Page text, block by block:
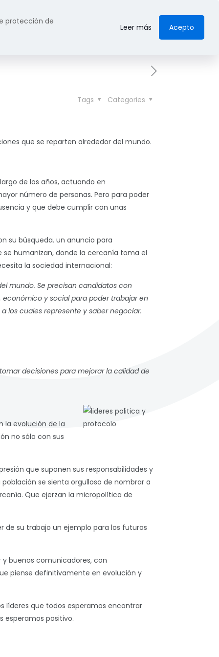
Publicaciones Contacta
Categories
Tags
que se reparten alrededor del mundo.
de los años, actuando en
número de personas. Pero para poder
y que debe cumplir con unas
su búsqueda. un anuncio para
se humanizan, donde la cercanía toma el
la sociedad internacional:
mundo. Se precisan candidatos con
y social para poder trabajar en
los cuales represente y saber negociar.
decisiones para mejorar la calidad de
la evolución de la
no sólo con sus
que suponen sus responsabilidades y
se sienta orgullosa de nombrar a
Que ejerzan la micropolítica de
de su trabajo un ejemplo para los futuros
buenos comunicadores, con
piense definitivamente en evolución y
líderes que todos esperamos encontrar
esperamos positivo.
protección de
Leer más Acepto